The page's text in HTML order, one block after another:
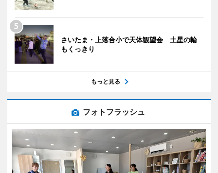
さいたま・上落合小で天体観望会 土星の輪
もくっきり
もっと見る
フォトフラッシュ